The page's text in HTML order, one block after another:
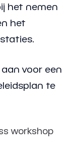
het nemen
het
voor een
te
workshop